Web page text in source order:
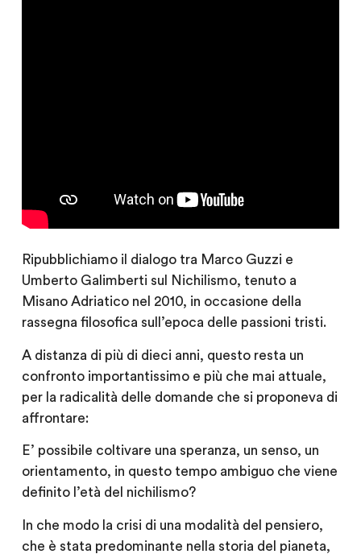
Ripubblichiamo il dialogo tra Marco Guzzi e
Umberto Galimberti sul Nichilismo, tenuto a
Misano Adriatico nel 2010, in occasione della
rassegna filosofica sull’epoca delle passioni tristi.
A distanza di più di dieci anni, questo resta un
confronto importantissimo e più che mai attuale,
per la radicalità delle domande che si proponeva di
affrontare:
E’ possibile coltivare una speranza, un senso, un
orientamento, in questo tempo ambiguo che viene
definito l’età del nichilismo?
In che modo la crisi di una modalità del pensiero,
che è stata predominante nella storia del pianeta,